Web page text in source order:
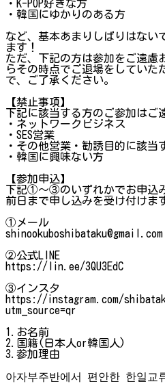
・K-POP好きな方
・韓国にゆかりのある方
など、基本あまりしばりはない
ます！
ただ、下記の方は参加をご遠慮
らその時点でご退場をしていた
で、ご了承ください。
【禁止事項】
下記に該当する方のご参加はご
・ネットワークビジネス
・SES営業
・その他営業・勧誘目的に該
・韓国に興味ない方
【参加申込】
下記①～③のいずれかでお申込
前日まで申し込みを受け付けま
①メール
shinookuboshibataku@gmail.com
②公式LINE
https://lin.ee/3QU3EdC
③インスタ
https://instagram.com/
utm_source=qr
1.お名前
2.国籍(日本人or韓国人)
3.参加理由
아자부주반에서 편안한 한일교